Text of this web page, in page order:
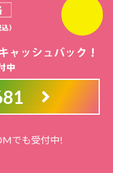
でも受付中!